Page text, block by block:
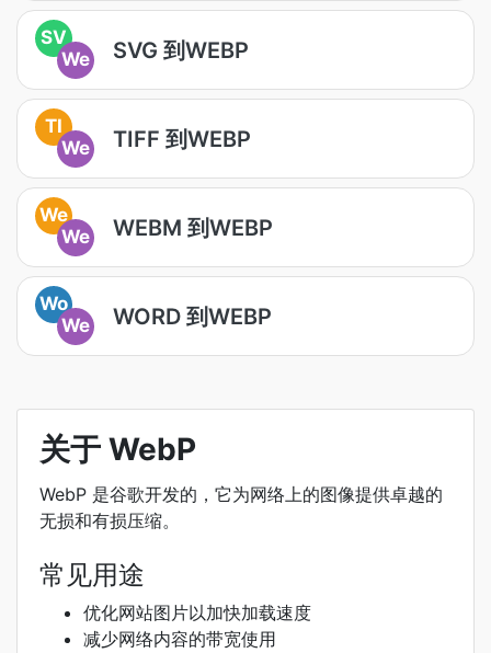
SV
We
SVG 到WEBP
TI
We
TIFF 到WEBP
We
We
WEBM 到WEBP
Wo
We
WORD 到WEBP
关于 WebP
WebP 是谷歌开发的，它为网络上的图像提供卓越的
无损和有损压缩。
常见用途
优化网站图片以加快加载速度
减少网络内容的带宽使用